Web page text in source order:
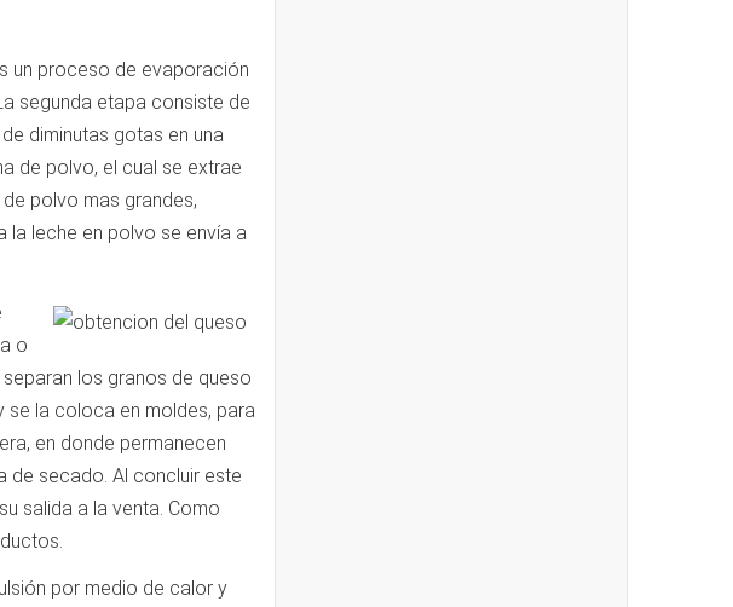
un proceso de evaporación
segunda etapa consiste de
diminutas gotas en una
de polvo, el cual se extrae
polvo mas grandes,
la leche en polvo se envía a
o
los granos de queso
se la coloca en moldes, para
en donde permanecen
de secado. Al concluir este
salida a la venta. Como
por medio de calor y